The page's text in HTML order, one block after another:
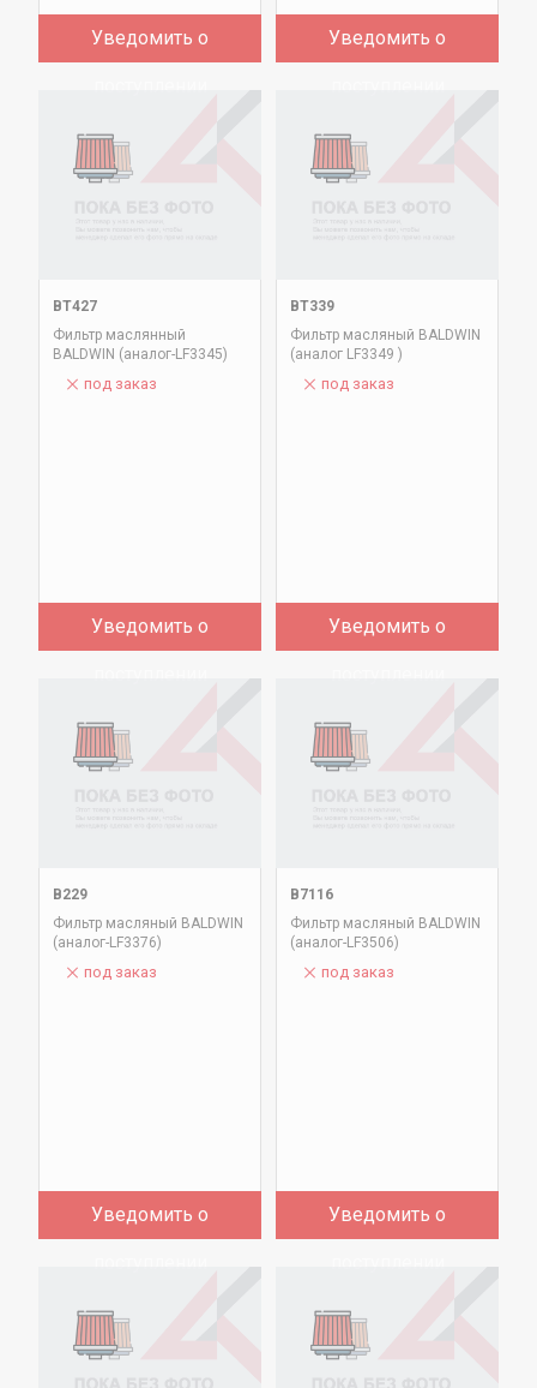
Уведомить о Уведомить о
BT427
Фильтр маслянный
BALDWIN (аналог-LF3345)
под заказ
Уведомить о
BT339
Фильтр масляный BALDWIN
(аналог LF3349 )
под заказ
Уведомить о
B229
Фильтр масляный BALDWIN
(аналог-LF3376)
под заказ
Уведомить о
B7116
Фильтр масляный BALDWIN
(аналог-LF3506)
под заказ
Уведомить о